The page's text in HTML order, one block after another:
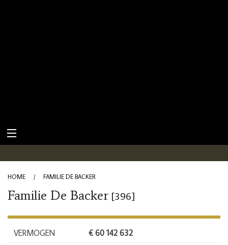
HOME / FAMILIE DE BACKER
Familie De Backer [396]
VERMOGEN
€ 60 142 632